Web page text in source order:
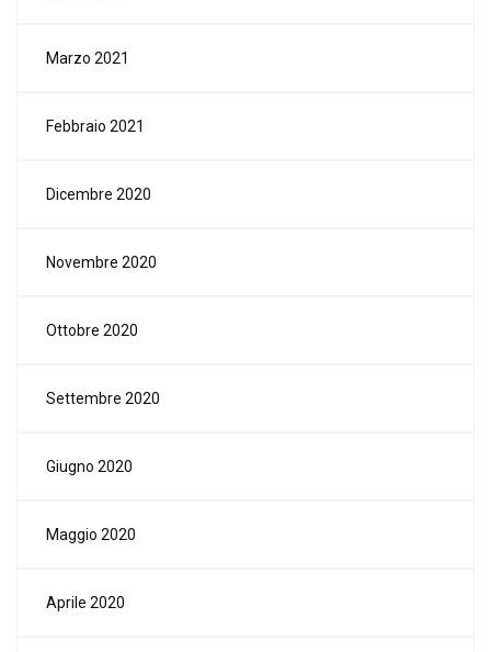
Marzo 2021
Febbraio 2021
Dicembre 2020
Novembre 2020
Ottobre 2020
Settembre 2020
Giugno 2020
Maggio 2020
Aprile 2020